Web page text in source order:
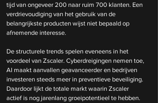
tijd van ongeveer 200 naar ruim 700 klanten. Een
verdrievoudiging van het gebruik van de
belangrijkste producten wijst niet bepaald op
afnemende interesse.
De structurele trends spelen eveneens in het
voordeel van Zscaler. Cyberdreigingen nemen toe,
AI maakt aanvallen geavanceerder en bedrijven
investeren steeds meer in preventieve beveiliging.
Daardoor lijkt de totale markt waarin Zscaler
actief is nog jarenlang groeipotentieel te hebben.